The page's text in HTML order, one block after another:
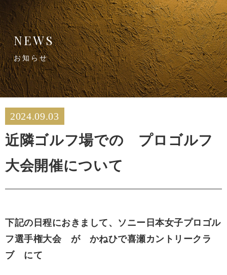
NEWS
お知らせ
2024.09.03
近隣ゴルフ場での プロゴルフ
大会開催について
下記の日程におきまして、ソニー日本女子プロゴル
フ選手権大会 が かねひで喜瀬カントリークラ
ブ にて